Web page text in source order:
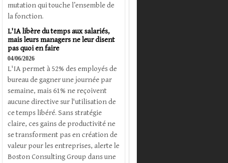
mutation qui touche l’ensemble de
la fonction.
L'IA libère du temps aux salariés,
mais leurs managers ne leur disent
pas quoi en faire
04/06/2026
L'IA permet à 52% des employés de
bureau de gagner une journée par
semaine, mais 61% ne reçoivent
aucune directive sur l'utilisation de
ce temps libéré. Sans stratégie
claire, ces gains de productivité ne
se transforment pas en création de
valeur pour les entreprises, alerte le
Boston Consulting Group dans une